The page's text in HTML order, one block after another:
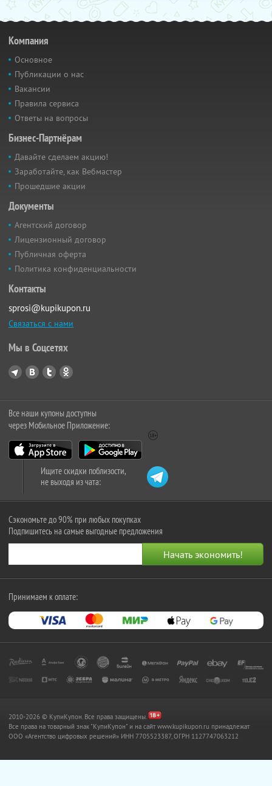
Компания
Основное
Публикации о нас
Вакансии
Правила сервиса
Ответы на вопросы
Бизнес-Партнёрам
Давайте сделаем акцию!
Заработайте, как Вебмастер
Прошедшие акции
Документы
Агентский договор
Лицензионный договор
Публичная оферта
Политика конфиденциальности
Контакты
sprosi@kupikupon.ru
Связаться с нами
Мы в Соцсетях
Все наши купоны доступны
через Мобильное Приложение:
Ищите скидки поблизости,
не выходя из чата:
Сэкономьте до 90% при любых покупках
Подпишитесь на самые выгодные предложения
Принимаем к оплате:
2010-2026 © КупиКупон. Все права защищены.
Все права на товарный знак "КупиКупон" и на сайт www.kupikupon.ru принадлежат
OOO «Агентство цифровых решений» ИНН 7705523387, ОГРН 1127747063212